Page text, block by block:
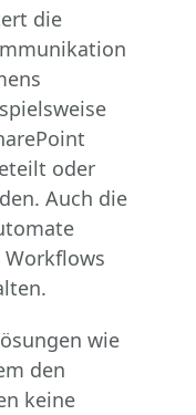
die
oder
Auch die
wie
den
keine